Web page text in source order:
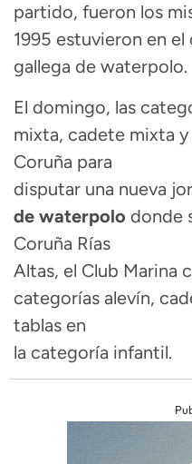
partido, fueron los
1995 estuvieron en
gallega de waterpolo.
El domingo, las
mixta, cadete mixta
Coruña para
disputar una nueva
de waterpolo donde
Coruña Rías
Altas, el Club Marina
categorías alevín,
tablas en
la categoría infantil.